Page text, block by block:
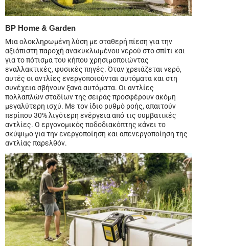
BP Home & Garden
Μια ολοκληρωμένη λύση με σταθερή πίεση για την
αξιόπιστη παροχή ανακυκλωμένου νερού στο σπίτι και
για το πότισμα του κήπου χρησιμοποιώντας
εναλλακτικές, φυσικές πηγές. Όταν χρειάζεται νερό,
αυτές οι αντλίες ενεργοποιούνται αυτόματα και στη
συνέχεια σβήνουν ξανά αυτόματα. Οι αντλίες
πολλαπλών σταδίων της σειράς προσφέρουν ακόμη
μεγαλύτερη ισχύ. Με τον ίδιο ρυθμό ροής, απαιτούν
περίπου 30% λιγότερη ενέργεια από τις συμβατικές
αντλίες. Ο εργονομικός ποδοδιακόπτης κάνει το
σκύψιμο για την ενεργοποίηση και απενεργοποίηση της
αντλίας παρελθόν.